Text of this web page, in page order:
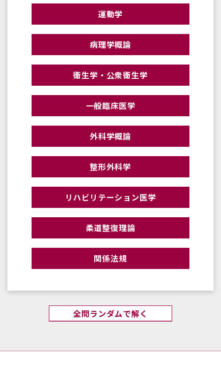
運動学
病理学概論
衛生学・公衆衛生学
一般臨床医学
外科学概論
整形外科学
リハビリテーション医学
柔道整復理論
関係法規
全問ランダムで解く